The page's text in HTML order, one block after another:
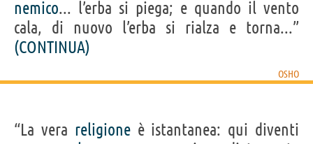
nemico... l’erba si piega; e quando il vento
cala, di nuovo l’erba si rialza e torna...”
(CONTINUA)
OSHO
“La vera religioneè istantanea: qui diventi